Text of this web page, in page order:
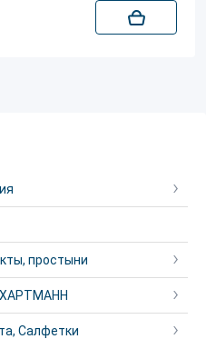
простыни
ХАРТМАНН
Салфетки